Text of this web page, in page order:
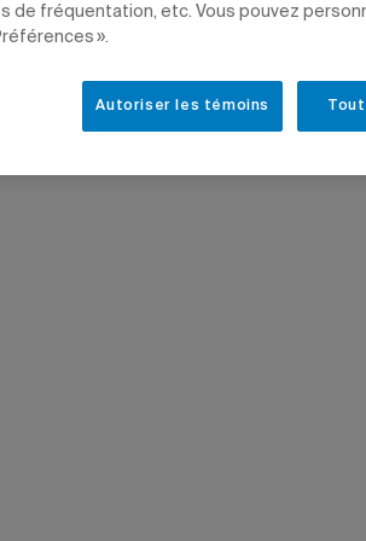
OPINIONS DIRECTION
de fréquentation, etc. Vous pouvez
».
Autoriser les témoins